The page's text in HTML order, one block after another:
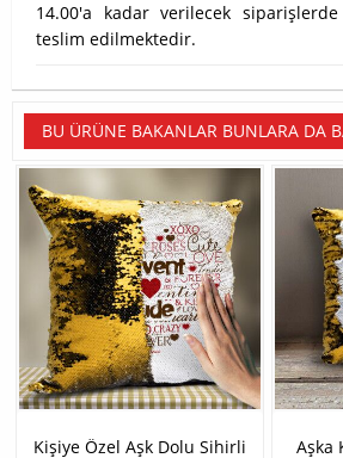
14.00'a kadar verilecek
teslim edilmektedir.
BU ÜRÜNE BAKANLAR BUNLARA DA
Kişiye Özel Aşk Dolu Sihirli
Aşka